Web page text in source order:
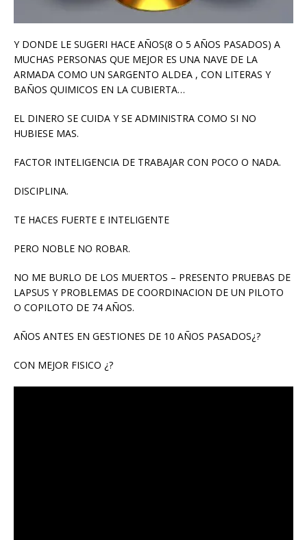
Y DONDE LE SUGERI HACE AÑOS(8 O 5 AÑOS PASADOS) A
MUCHAS PERSONAS QUE MEJOR ES UNA NAVE DE LA
ARMADA COMO UN SARGENTO ALDEA , CON LITERAS Y
BAÑOS QUIMICOS EN LA CUBIERTA…
EL DINERO SE CUIDA Y SE ADMINISTRA COMO SI NO
HUBIESE MAS.
FACTOR INTELIGENCIA DE TRABAJAR CON POCO O NADA.
DISCIPLINA.
TE HACES FUERTE E INTELIGENTE
PERO NOBLE NO ROBAR.
NO ME BURLO DE LOS MUERTOS – PRESENTO PRUEBAS DE
LAPSUS Y PROBLEMAS DE COORDINACION DE UN PILOTO
O COPILOTO DE 74 AÑOS.
AÑOS ANTES EN GESTIONES DE 10 AÑOS PASADOS¿?
CON MEJOR FISICO ¿?